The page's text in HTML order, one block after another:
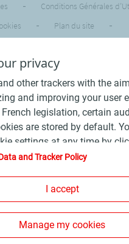
- Conditions Générales
- Plan du site -
Accessibilité: non conforme
TotalEnergies 2026, tous droits
privacy
other trackers with the
and improving your user
legislation, certain
are stored by default.
settings at any time by
button. By clicking on the
on "Decline", only the
to function correctly will
refer to the "Personal Data
and Tracker Policy
I accept
Manage my cookies